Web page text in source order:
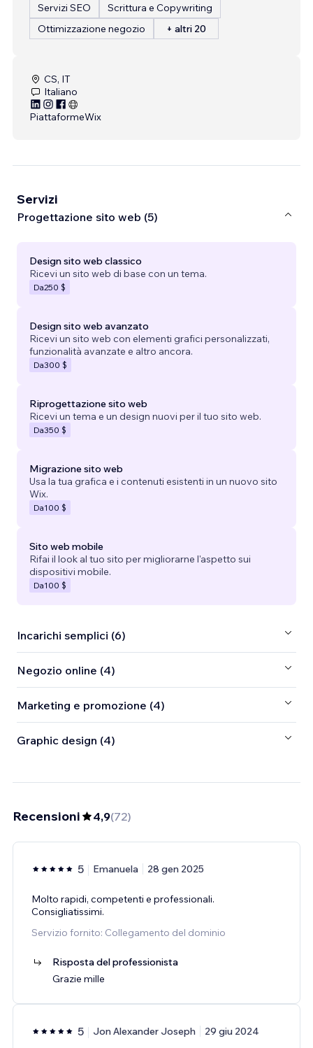
Servizi SEO
Scrittura e Copywriting
Ottimizzazione negozio
+ altri 20
CS, IT
Italiano
PiattaformeWix
Servizi
Progettazione sito web (5)
Design sito web classico
Ricevi un sito web di base con un tema.
Da250 $
Design sito web avanzato
Ricevi un sito web con elementi grafici personalizzati,
funzionalità avanzate e altro ancora.
Da300 $
Riprogettazione sito web
Ricevi un tema e un design nuovi per il tuo sito web.
Da350 $
Migrazione sito web
Usa la tua grafica e i contenuti esistenti in un nuovo sito
Wix.
Da100 $
Sito web mobile
Rifai il look al tuo sito per migliorarne l'aspetto sui
dispositivi mobile.
Da100 $
Incarichi semplici (6)
Negozio online (4)
Marketing e promozione (4)
Graphic design (4)
Recensioni 4,9(72)
5 Emanuela 28 gen 2025
Molto rapidi, competenti e professionali.
Consigliatissimi.
Servizio fornito: Collegamento del dominio
Risposta del professionista
Grazie mille
5 Jon Alexander Joseph 29 giu 2024